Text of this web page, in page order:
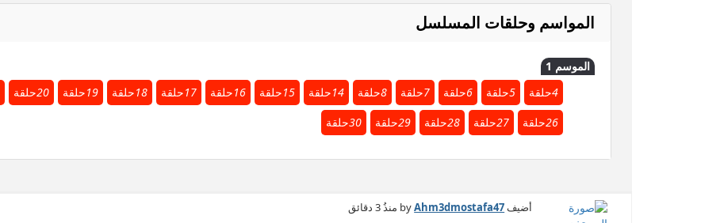
المواسم وحلقات المسلسل
الموسم 1
4حلقة 5حلقة 6حلقة 7حلقة 8حلقة 14حلقة 15حلقة 16حلقة 17حلقة 18حلقة 19حلقة 20حلقة
26حلقة 27حلقة 28حلقة 29حلقة 30حلقة
أضيف by Ahm3dmostafa47 منذُ3 دقائق